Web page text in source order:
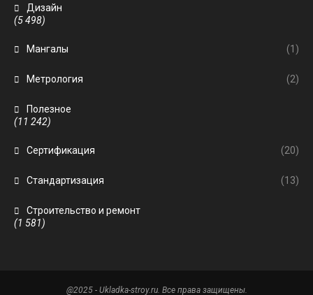
Дизайн
(5 498)
Мангалы (1)
Метрология (2)
Полезное
(11 242)
Сертификация (20)
Стандартизация (13)
Строительство и ремонт
(1 581)
@2025 - Ukladka-stroy.ru. Все права защищены.